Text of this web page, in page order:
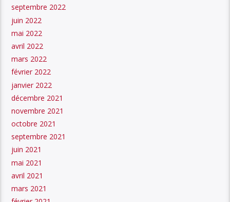
septembre 2022
juin 2022
mai 2022
avril 2022
mars 2022
février 2022
janvier 2022
décembre 2021
novembre 2021
octobre 2021
septembre 2021
juin 2021
mai 2021
avril 2021
mars 2021